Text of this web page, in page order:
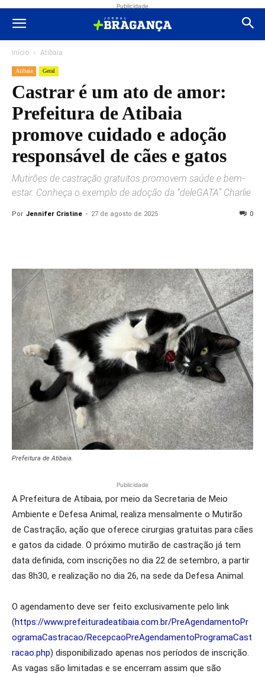
Publicidade
Início Atibaia
Atibaia Geral
Castrar é um ato de amor:
Prefeitura de Atibaia
promove cuidado e adoção
responsável de cães e gatos
Mutirões de castração gratuitos promovem saúde e bem-
estar. Conheça o exemplo de adoção da “deleGATA” Charlie
Por Jennifer Cristine - 27 de agosto de 2025 0
Prefeitura de Atibaia.
Publicidade
A Prefeitura de Atibaia, por meio da Secretaria de Meio
Ambiente e Defesa Animal, realiza mensalmente o Mutirão
de Castração, ação que oferece cirurgias gratuitas para cães
e gatos da cidade. O próximo mutirão de castração já tem
data definida, com inscrições no dia 22 de setembro, a partir
das 8h30, e realização no dia 26, na sede da Defesa Animal.
O agendamento deve ser feito exclusivamente pelo link
(https://www.prefeituradeatibaia.com.br/PreAgendamentoPr
ogramaCastracao/RecepcaoPreAgendamentoProgramaCast
racao.php) disponibilizado apenas nos períodos de inscrição.
As vagas são limitadas e se encerram assim que são